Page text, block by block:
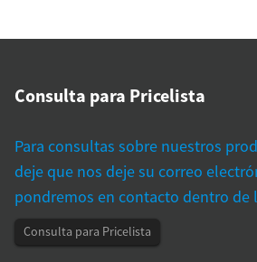
Con estetoscopio/sin estetoscopio
Consulta para Pricelista
Para consultas sobre nuestros
deje que nos deje su correo
pondremos en contacto dentro de
Consulta para Pricelista